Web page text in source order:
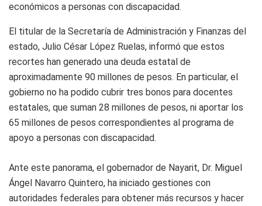
económicos a personas con discapacidad.
El titular de la Secretaría de Administración y Finanzas del
estado, Julio César López Ruelas, informó que estos
recortes han generado una deuda estatal de
aproximadamente 90 millones de pesos. En particular, el
gobierno no ha podido cubrir tres bonos para docentes
estatales, que suman 28 millones de pesos, ni aportar los
65 millones de pesos correspondientes al programa de
apoyo a personas con discapacidad.
Ante este panorama, el gobernador de Nayarit, Dr. Miguel
Ángel Navarro Quintero, ha iniciado gestiones con
autoridades federales para obtener más recursos y hacer